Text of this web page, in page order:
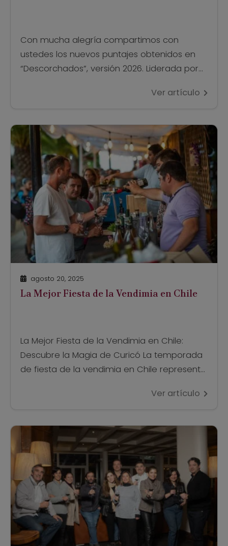
Con mucha alegría compartimos con
ustedes los nuevos puntajes obtenidos en
“Descorchados”, versión 2026. Liderada por
26, reunió nuevamente a los Valles
diferentes productores, zonas y sub valles,
evaluando las diferentes cepas y estilos de
vinos, buscando descubrir y destacar los
mejores […]
Ver artículo
agosto 20, 2025
La Mejor Fiesta de la Vendimia en Chile
La Mejor Fiesta de la Vendimia en Chile:
Descubre la Magia de Curicó La temporada
de fiesta de la vendimia en Chile representa
año, donde la tradición vitivinícola se
nuestro país, estas festividades trascienden
el simple acto de recolectar uvas para
convertirse en verdaderas […]
Ver artículo